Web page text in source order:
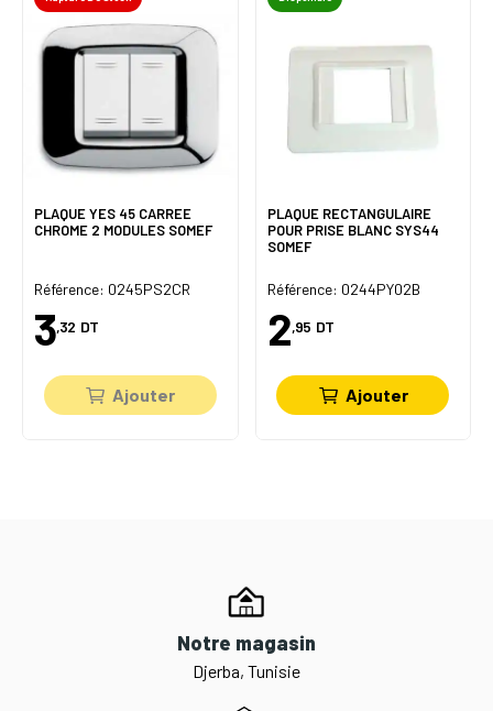
PLAQUE YES 45 CARREE
CHROME 2 MODULES SOMEF
Référence: 0245PS2CR
3,32 DT
Ajouter
PLAQUE RECTANGULAIRE
POUR PRISE BLANC SYS44
SOMEF
Référence: 0244PY02B
2,95 DT
Ajouter
Notre magasin
Djerba, Tunisie